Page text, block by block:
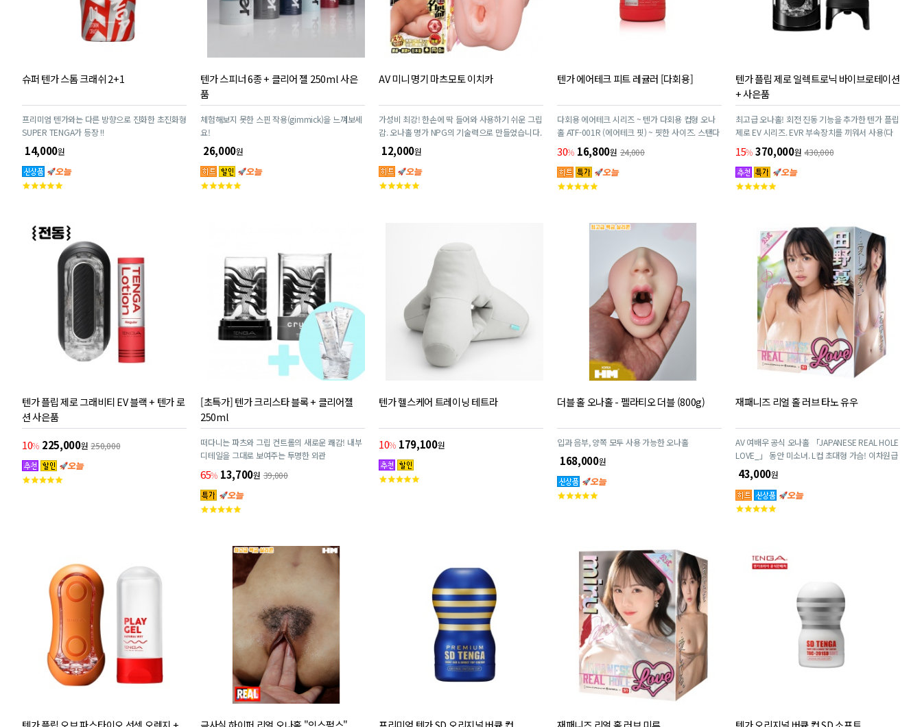
슈퍼 텐가 스톰 크래쉬 2+1
프리미엄 텐가와는 다른 방향으로 진화한 초진화형
SUPER TENGA가 등장 !!
14,000원
고
텐가 스피너 6종 + 클리어 젤 250ml 사은
품
체험해보지 못한 스핀 작용(gimmick)을 느껴보세
요!
26,000원
고
AV 미니 명기 마츠모토 이치카
가성비 최강! 한손에 딱 들어와 사용하기 쉬운 그립
감. 오나홀 명가 NPG의 기술력으로 만들었습니다.
12,000원
고
텐가 에어테크 피트 레귤러 [다회용]
다회용 에어테크 시리즈 ~ 텐가 다회용 컵형 오나
홀 ATF-001R (에어테크 핏) ~ 핏한 사이즈. 스탠다
드한 촉감. 여러번 재사용 가능(사용횟수 약 50회).
30% 16,800원 24,000
고
텐가 플립 제로 일렉트로닉 바이브로테이션
+ 사은품
최고급 오나홀! 회전 진동 기능을 추가한 텐가 플립
제로 EV 시리즈. EVR 부속장치를 끼워서 사용(다
른 플립 제로 시리즈와 호환 가능)
15% 370,000원 430,000
고
텐가 플립 제로 그래비티 EV 블랙 + 텐가 로
션 사은품
10% 225,000원 250,000
고
[초특가] 텐가 크리스타 블록 + 클리어젤
250ml
떠다니는 파츠와 그립 컨트롤의 새로운 쾌감! 내부
디테일을 그대로 보여주는 투명한 외관
65% 13,700원 39,000
고
텐가 헬스케어 트레이닝 테트라
10% 179,100원
고
더블 홀 오나홀 - 펠라티오 더블 (800g)
입과 음부, 양쪽 모두 사용 가능한 오나홀
168,000원
고
재패니즈 리얼 홀 러브 타노 유우
AV 여배우 공식 오나홀 「JAPANESE REAL HOLE
LOVE_」 동안 미소녀. L컵 초대형 가슴! 이차원급
에로 BODY!! 타노 유우의 그곳을 끝까지 만끽하
라!
43,000원
고